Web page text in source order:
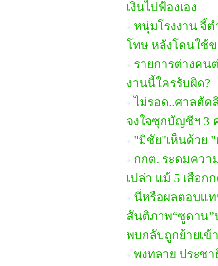
เงินไปฟ้องเอง
หนุ่มโรงงาน จี้
โทษ หลังโดนใช้
รายการต่างคน
งานนี้ใครรับผิด?
ไม่รอด..ศาลตัด
จงใจซุกบัญชีฯ 3
"มีชัย"เห็นด้วย
กกต. ระดมควา
เปล่า แม้ 5 เสือก
นี่หรือผลตอบแท
สันติภาพ“ซูดาน”
พบกลับถูกย้ายเข้
พงทลาย ประชา